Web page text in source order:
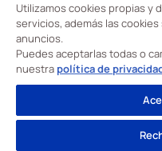
Utilizamos cookies propias y
servicios, además las
anuncios.
Puedes aceptarlas todas o
nuestra política de